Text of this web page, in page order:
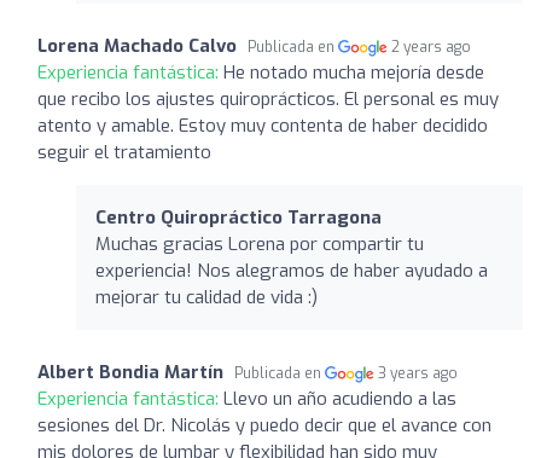
Lorena Machado Calvo Publicada en 2 years ago
Experiencia fantástica: He notado mucha mejoría desde
que recibo los ajustes quiroprácticos. El personal es muy
atento y amable. Estoy muy contenta de haber decidido
seguir el tratamiento
Centro Quiropráctico Tarragona
Muchas gracias Lorena por compartir tu
experiencia! Nos alegramos de haber ayudado a
mejorar tu calidad de vida :)
Albert Bondia Martín Publicada en 3 years ago
Experiencia fantástica: Llevo un año acudiendo a las
sesiones del Dr. Nicolás y puedo decir que el avance con
mis dolores de lumbar y flexibilidad han sido muy